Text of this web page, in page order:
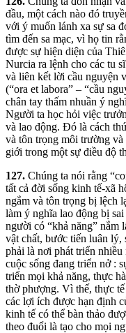
đầu, một cách nào đó
với ý muốn lánh xa sự sa
tìm đến sa mạc, vì họ tin
được sự hiện diện của
Nurcia ra lệnh cho các tu
và liên kết lời cầu nguyện
(“ora et labora” – “cầu
chân tay thấm nhuần ý
Người ta học hỏi việc
và lao động. Đó là cách
và tôn trọng môi trường
giới trong một sự điều độ
127. Chúng ta nói rằng
tất cả đời sống kinh tế-xã
ngắm và tôn trọng bị lệch
làm ý nghĩa lao động bị
người có “khả năng” nắm
vật chất, bước tiến luân
phải là nơi phát triển
cuộc sống đang triển nở :
triển mọi khả năng, thực
thờ phượng. Vì thế, thực
các lợi ích được hạn định
kinh tế có thể bàn thảo
theo đuổi là tạo cho mọi